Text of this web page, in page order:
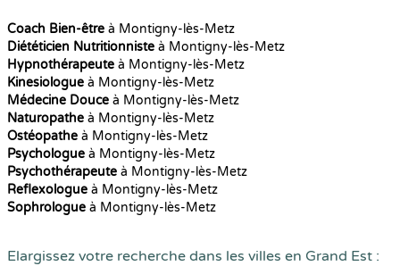
Coach Bien-être à Montigny-lès-Metz
Diététicien Nutritionniste à Montigny-lès-Metz
Hypnothérapeute à Montigny-lès-Metz
Kinesiologue à Montigny-lès-Metz
Médecine Douce à Montigny-lès-Metz
Naturopathe à Montigny-lès-Metz
Ostéopathe à Montigny-lès-Metz
Psychologue à Montigny-lès-Metz
Psychothérapeute à Montigny-lès-Metz
Reflexologue à Montigny-lès-Metz
Sophrologue à Montigny-lès-Metz
Elargissez votre recherche dans les villes en Grand Est :